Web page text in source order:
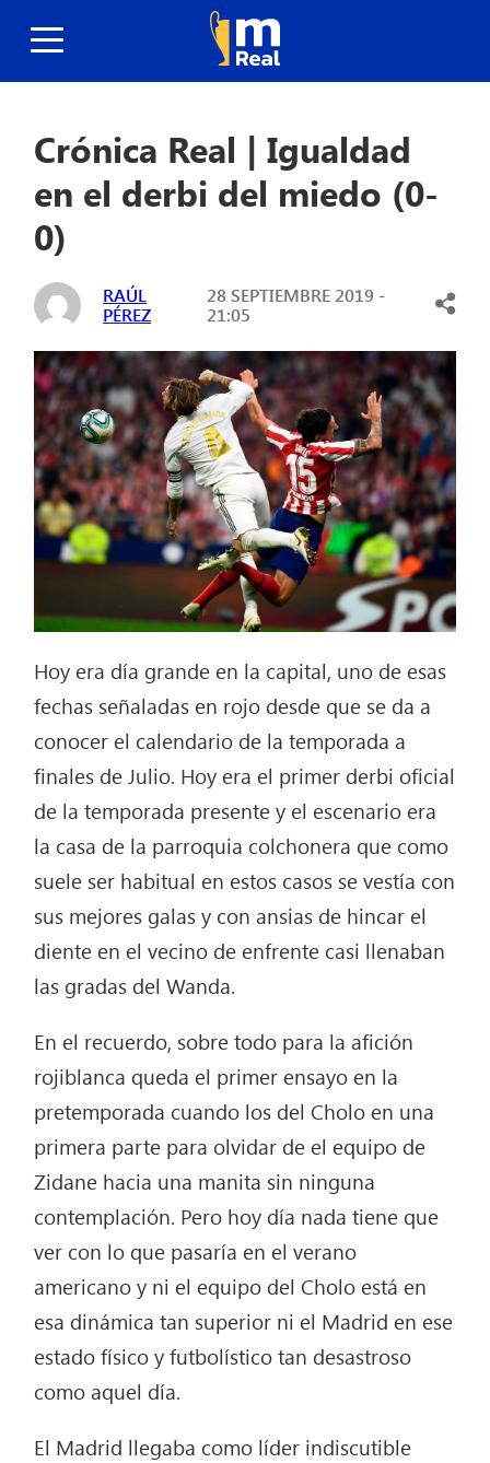
Crónica Real | Igualdad
en el derbi del miedo (0-
0)
RAÚL
PÉREZ
28 SEPTIEMBRE 2019 -
21:05
Hoy era día grande en la capital, uno de esas
fechas señaladas en rojo desde que se da a
conocer el calendario de la temporada a
finales de Julio. Hoy era el primer derbi oficial
de la temporada presente y el escenario era
la casa de la parroquia colchonera que como
suele ser habitual en estos casos se vestía con
sus mejores galas y con ansias de hincar el
diente en el vecino de enfrente casi llenaban
las gradas del Wanda.
En el recuerdo, sobre todo para la afición
rojiblanca queda el primer ensayo en la
pretemporada cuando los del Cholo en una
primera parte para olvidar de el equipo de
Zidane hacia una manita sin ninguna
contemplación. Pero hoy día nada tiene que
ver con lo que pasaría en el verano
americano y ni el equipo del Cholo está en
esa dinámica tan superior ni el Madrid en ese
estado físico y futbolístico tan desastroso
como aquel día.
El Madrid llegaba como líder indiscutible